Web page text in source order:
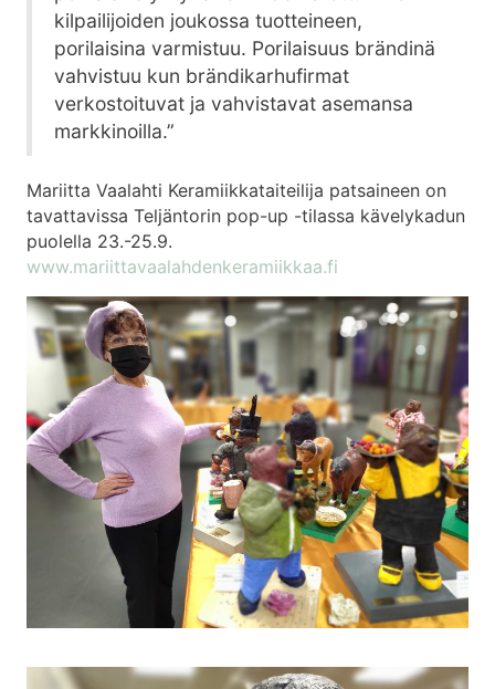
kilpailijoiden joukossa tuotteineen,
porilaisina varmistuu. Porilaisuus brändinä
vahvistuu kun brändikarhufirmat
verkostoituvat ja vahvistavat asemansa
markkinoilla.”
Mariitta Vaalahti Keramiikkataiteilija patsaineen on
tavattavissa Teljäntorin pop-up -tilassa kävelykadun
puolella 23.-25.9.
www.mariittavaalahdenkeramiikkaa.fi